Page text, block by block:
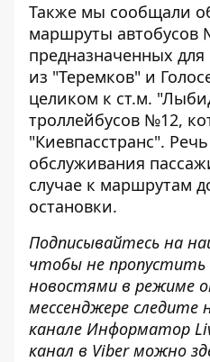
Также мы сообщали
маршруты автобусов
предназначенных
из "Теремков" и
целиком к ст.м.
троллейбусов №12,
"Киевпасстранс".
обслуживания
случае к маршрутам
остановки.
Подписывайтесь на
чтобы не
новостями в режиме
мессенджере следите
канале Информатор
канал в Viber можно